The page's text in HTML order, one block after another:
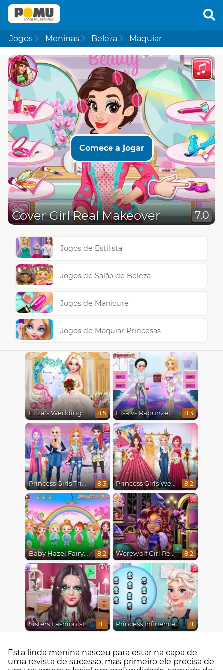
Jogos Meninas Beleza Maquiar
Comece a jogar
Cover Girl Real Makeover 7.0
Jogos de Estilista
Jogos de Salão de Beleza
Jogos de Manicure
Jogos de Maquiar Princesas
Eliza's Wedding Planner 8.5 Elsa vs Rapunzel Fashion Game 8.3
Princess Girls Trip To Aspen 8.3 Princess Girls Wedding Trip 8.2
Baby Hazel Fairyland Ballet 8.2 Werewolf Girl Real Makeover 8.2
Sisters Fashionista Makeup 8.1 Princess Influencer Winter Wonderland 8
Esta linda menina nasceu para estar na capa de
uma revista de sucesso, mas primeiro ele precisa de